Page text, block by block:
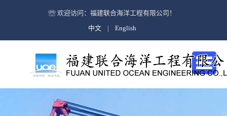
欢迎访问：福建联合海洋工程有限公司！
中文
| English
抢险救助